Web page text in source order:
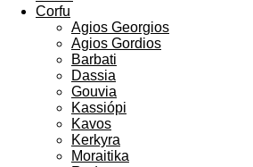
Corfu
Agios Georgios
Agios Gordios
Barbati
Dassia
Gouvia
Kassiópi
Kavos
Kerkyra
Moraitika